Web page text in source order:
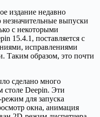
издание недавно
выпуски
с некоторыми
15.4.1, поставляется с
исправлениями
Таким образом, это почти
сделано много
столе Deepin. Эти
для запуска
окна, анимация